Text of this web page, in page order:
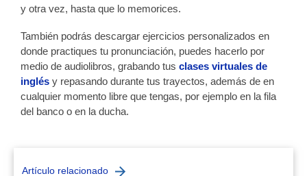
y otra vez, hasta que lo memorices.
También podrás descargar ejercicios personalizados en
donde practiques tu pronunciación, puedes hacerlo por
medio de audiolibros, grabando tus clases virtuales de
inglés y repasando durante tus trayectos, además de en
cualquier momento libre que tengas, por ejemplo en la fila
del banco o en la ducha.
Artículo relacionado